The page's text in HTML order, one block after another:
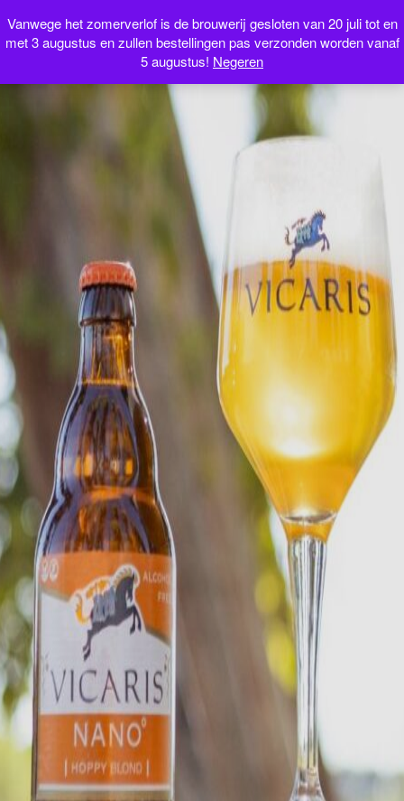
Webshop
IT 0 artikelen
Vanwege het zomerverlof is de brouwerij gesloten van 20 juli tot en
met 3 augustus en zullen bestellingen pas verzonden worden vanaf
5 augustus! Negeren